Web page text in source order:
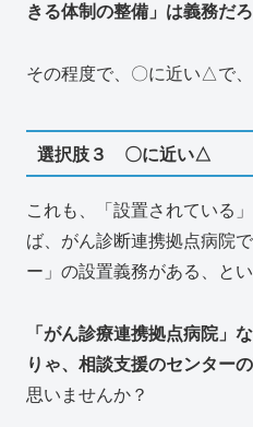
きる体制の整備」は義務だ
その程度で、〇に近い△で、
選択肢３ 〇に近い△
これも、「設置されている
ば、がん診断連携拠点病院
ー」の設置義務がある、とい
「がん診療連携拠点病院」
りゃ、相談支援のセンター
思いませんか？